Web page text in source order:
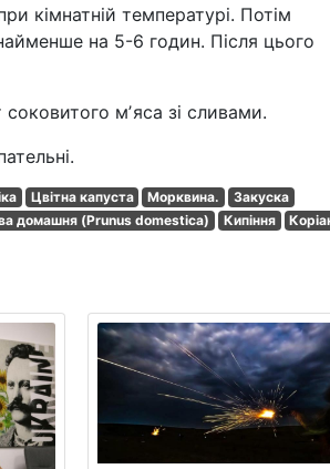
кімнатній температурі. Потім
на 5-6 годин. Після цього
мʼяса зі сливами.
Цвітна капуста Морквина.
Закуска
домашня (Prunus domestica) Кипіння